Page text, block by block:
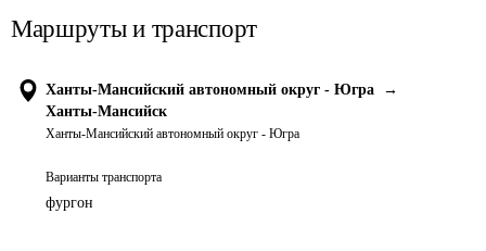
Маршруты и транспорт
Ханты-Мансийский автономный округ - Югра
→
Ханты-Мансийск
Ханты-Мансийский автономный округ - Югра
Варианты транспорта
фургон